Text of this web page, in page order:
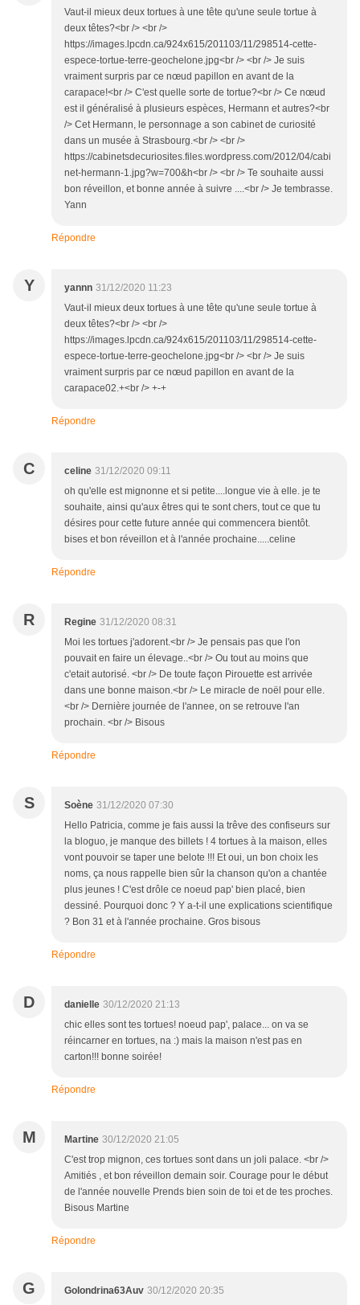
Vaut-il mieux deux tortues à une tête qu'une seule tortue à
deux têtes?<br /> <br />
https://images.lpcdn.ca/924x615/201103/11/298514-cette-
espece-tortue-terre-geochelone.jpg<br /> <br /> Je suis
vraiment surpris par ce nœud papillon en avant de la
carapace!<br /> C'est quelle sorte de tortue?<br /> Ce nœud
est il généralisé à plusieurs espèces, Hermann et autres?<br
/> Cet Hermann, le personnage a son cabinet de curiosité
dans un musée à Strasbourg.<br /> <br />
https://cabinetsdecuriosites.files.wordpress.com/2012/04/cabi
net-hermann-1.jpg?w=700&h<br /> <br /> Te souhaite aussi
bon réveillon, et bonne année à suivre ....<br /> Je tembrasse.
Yann
Répondre
Y yannn 31/12/2020 11:23
Vaut-il mieux deux tortues à une tête qu'une seule tortue à
deux têtes?<br /> <br />
https://images.lpcdn.ca/924x615/201103/11/298514-cette-
espece-tortue-terre-geochelone.jpg<br /> <br /> Je suis
vraiment surpris par ce nœud papillon en avant de la
carapace02.+<br /> +-+
Répondre
C celine 31/12/2020 09:11
oh qu'elle est mignonne et si petite....longue vie à elle. je te
souhaite, ainsi qu'aux êtres qui te sont chers, tout ce que tu
désires pour cette future année qui commencera bientôt.
bises et bon réveillon et à l'année prochaine.....celine
Répondre
R Regine 31/12/2020 08:31
Moi les tortues j'adorent.<br /> Je pensais pas que l'on
pouvait en faire un élevage..<br /> Ou tout au moins que
c'etait autorisé. <br /> De toute façon Pirouette est arrivée
dans une bonne maison.<br /> Le miracle de noël pour elle.
<br /> Dernière journée de l'annee, on se retrouve l'an
prochain. <br /> Bisous
Répondre
S Soène 31/12/2020 07:30
Hello Patricia, comme je fais aussi la trêve des confiseurs sur
la bloguo, je manque des billets ! 4 tortues à la maison, elles
vont pouvoir se taper une belote !!! Et oui, un bon choix les
noms, ça nous rappelle bien sûr la chanson qu'on a chantée
plus jeunes ! C'est drôle ce noeud pap' bien placé, bien
dessiné. Pourquoi donc ? Y a-t-il une explications scientifique
? Bon 31 et à l'année prochaine. Gros bisous
Répondre
D danielle 30/12/2020 21:13
chic elles sont tes tortues! noeud pap', palace... on va se
réincarner en tortues, na :) mais la maison n'est pas en
carton!!! bonne soirée!
Répondre
M Martine 30/12/2020 21:05
C'est trop mignon, ces tortues sont dans un joli palace. <br />
Amitiés , et bon réveillon demain soir. Courage pour le début
de l'année nouvelle Prends bien soin de toi et de tes proches.
Bisous Martine
Répondre
G Golondrina63Auv 30/12/2020 20:35